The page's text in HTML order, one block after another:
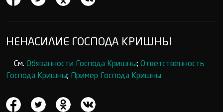
НЕНАСИЛИЕ ГОСПОДА КРИШНЫ
См. Обязанности Господа Кришны; Ответственность
Господа Кришны; Пример Господа Кришны